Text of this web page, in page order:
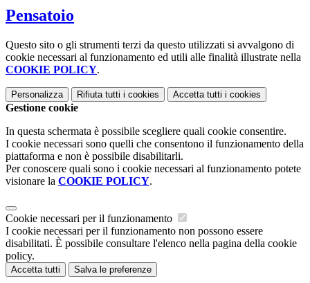
Pensatoio
Questo sito o gli strumenti terzi da questo utilizzati si avvalgono di
cookie necessari al funzionamento ed utili alle finalità illustrate nella
COOKIE POLICY.
Personalizza Rifiuta tutti i cookies Accetta tutti i cookies
Gestione cookie
In questa schermata è possibile scegliere quali cookie consentire.
I cookie necessari sono quelli che consentono il funzionamento della
piattaforma e non è possibile disabilitarli.
Per conoscere quali sono i cookie necessari al funzionamento potete
visionare la COOKIE POLICY.
Cookie necessari per il funzionamento
I cookie necessari per il funzionamento non possono essere
disabilitati. È possibile consultare l'elenco nella pagina della cookie
policy.
Accetta tutti Salva le preferenze